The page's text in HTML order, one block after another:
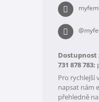
Dostupnost
731 878 783:
Pro rychlejší
napsat nám
přehledně